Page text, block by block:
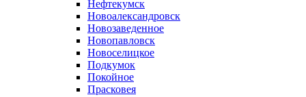
Нефтекумск
Новоалександровск
Новозаведенное
Новопавловск
Новоселицкое
Подкумок
Покойное
Прасковея